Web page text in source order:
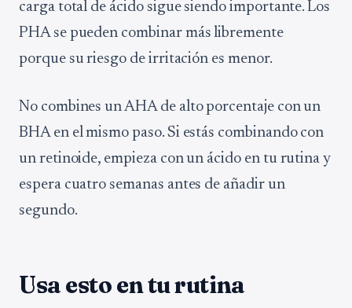
carga total de ácido sigue siendo importante. Los
PHA se pueden combinar más libremente
porque su riesgo de irritación es menor.
No combines un AHA de alto porcentaje con un
BHA en el mismo paso. Si estás combinando con
un retinoide, empieza con un ácido en tu rutina y
espera cuatro semanas antes de añadir un
segundo.
Usa esto en tu rutina